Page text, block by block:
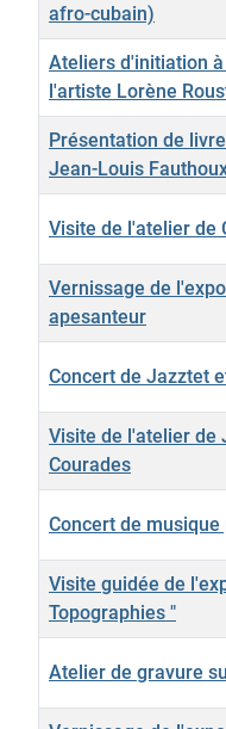
afro-cubain)
Ateliers d'initiation
l'artiste Lorène
Présentation de
Jean-Louis
Visite de l'atelier de
Vernissage de
apesanteur
Concert de Jazztet
Visite de l'atelier de
Courades
Concert de
Visite guidée de
Topographies "
Atelier de gravure